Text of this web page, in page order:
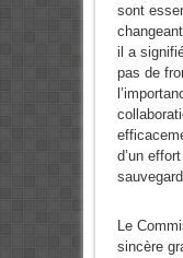
sont
il a
pas de
d’un
Le
sincère